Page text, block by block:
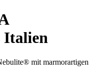
Italien
mit marmorartigen